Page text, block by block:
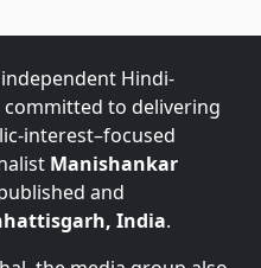
Hindi-
to delivering
interest–focused
Manishankar
and
India.